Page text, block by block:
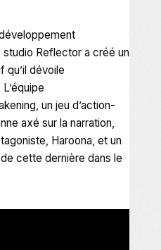
Reflector a créé un
qu’il dévoile
, un jeu d’action-
axé sur la narration,
Haroona, et un
cette dernière dans le